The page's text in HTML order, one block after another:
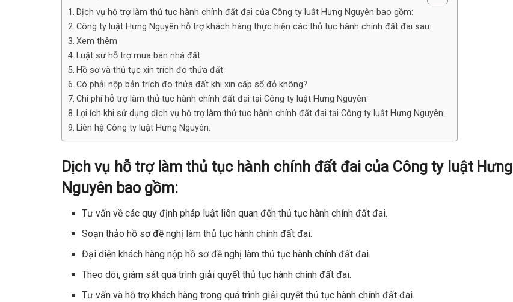
Dịch vụ hỗ trợ làm thủ tục hành chính đất đai của Công ty luật Hưng Nguyên bao gồm:
Công ty luật Hưng Nguyên hỗ trợ khách hàng thực hiện các thủ tục hành chính đất đai sau:
Xem thêm
Luật sư hỗ trợ mua bán nhà đất
Hồ sơ và thủ tục xin trích đo thửa đất
Có phải nộp bản trích đo thửa đất khi xin cấp sổ đỏ không?
Chi phí hỗ trợ làm thủ tục hành chính đất đai tại Công ty luật Hưng Nguyên:
Lợi ích khi sử dụng dịch vụ hỗ trợ làm thủ tục hành chính đất đai tại Công ty luật Hưng Nguyên:
Liên hệ Công ty luật Hưng Nguyên:
Dịch vụ hỗ trợ làm thủ tục hành chính đất đai của Công ty luật Hưng
Nguyên bao gồm:
Tư vấn về các quy định pháp luật liên quan đến thủ tục hành chính đất đai.
Soạn thảo hồ sơ đề nghị làm thủ tục hành chính đất đai.
Đại diện khách hàng nộp hồ sơ đề nghị làm thủ tục hành chính đất đai.
Theo dõi, giám sát quá trình giải quyết thủ tục hành chính đất đai.
Tư vấn và hỗ trợ khách hàng trong quá trình giải quyết thủ tục hành chính đất đai.